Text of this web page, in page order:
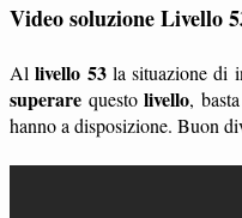
Video soluzione Livello
Allivello 53la situazione di
superare questolivello,
hanno a disposizione. Buon